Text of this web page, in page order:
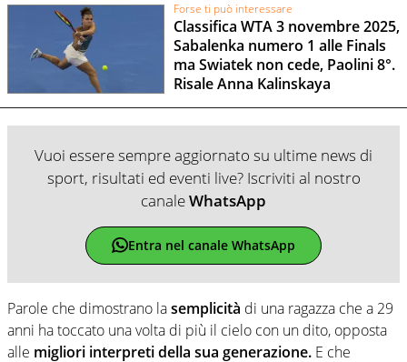
Forse ti può interessare
Classifica WTA 3 novembre 2025,
Sabalenka numero 1 alle Finals
ma Swiatek non cede, Paolini 8°.
Risale Anna Kalinskaya
Vuoi essere sempre aggiornato su ultime news di
sport, risultati ed eventi live? Iscriviti al nostro
canaleWhatsApp
Entra nel canale WhatsApp
Parole che dimostrano lasemplicità di una ragazza che a 29
anni ha toccato una volta di più il cielo con un dito, opposta
alle migliori interpreti della sua generazione. E che